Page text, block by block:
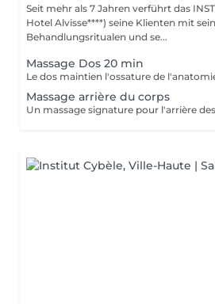
Seit mehr als 7 Jahren verführt das
Hotel Alvisse****) seine Klienten mit
Behandlungsritualen und se...
Massage Dos 20 min
Massage arrière du corps